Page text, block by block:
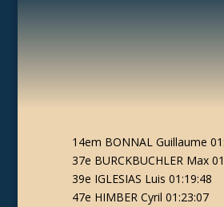
14em BONNAL Guillaume
37e BURCKBUCHLER Max
39e IGLESIAS Luis 01:19:48
47e HIMBER Cyril 01:23:07